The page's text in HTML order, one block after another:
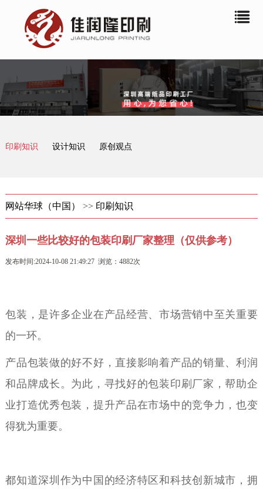
印刷知识 设计知识 原创观点
网站华球（中国） >> 印刷知识
深圳一些比较好的包装印刷厂家整理（仅供参考）
发布时间:2024-10-08 21:49:27 浏览：4882次
包装，是许多企业在产品经营、市场营销中至关重要
的一环。
产品包装做的好不好，直接影响着产品的销量、利润
和品牌成长。为此，寻找好的包装印刷厂家，帮助企
业打造优秀包装，提升产品在市场中的竞争力，也变
得犹为重要。
都知道深圳作为中国的经济特区和科技创新城市，拥